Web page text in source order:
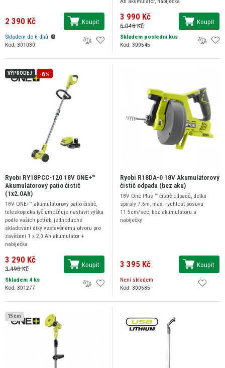
2 390 Kč Koupit
Skladem do 6 dnů
Kód: 301030
3 990 Kč
6 048 Kč
Koupit
Skladem poslední kus
Kód: 300645
VÝPRODEJ -6%
Ryobi RY18PCC-120 18V ONE+™
Akumulátorový patio čistič
(1x2.0Ah)
18V ONE+™ akumulátorový patio čistič,
teleskopická tyč umožňuje nastavit výšku
podle vašich potřeb, jednoduché
skladování díky vestavěnému otvoru pro
zavěšení 1 x 2,0 Ah akumulátor +
nabíječka
3 290 Kč
3 490 Kč
Koupit
Skladem 4 ks
Kód: 301277
Ryobi R18DA-0 18V Akumulátorový
čistič odpadu (bez aku)
18V One Plus ™ čistič odpadů, délka
spirály 7.6m, max. rychlost posuvu
11.5cm/sec, bez akumulátoru a
nabíječky
3 395 Kč Koupit
Není skladem
Kód: 300685
15 cm